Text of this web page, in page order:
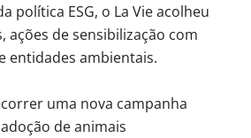
política ESG, o La Vie acolheu
ações de sensibilização com
entidades ambientais.
uma nova campanha
de animais